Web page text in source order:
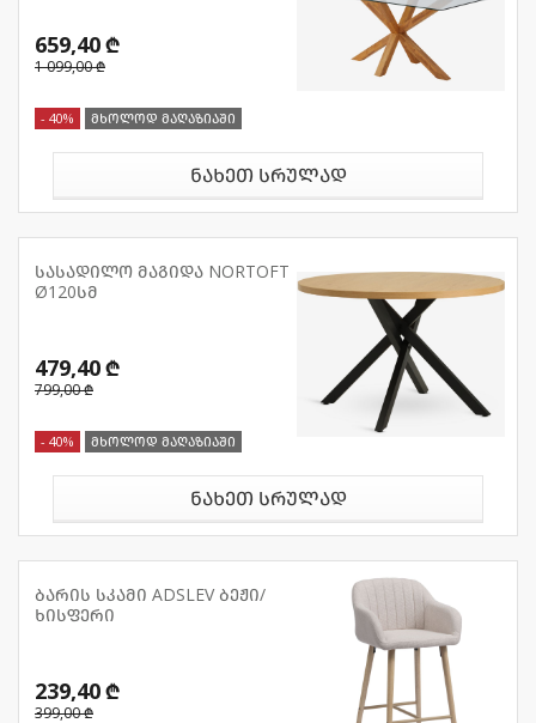
659,40 ₾
1 099,00 ₾
- 40% მხოლოდ მაღაზიაში
ნახეთ სრულად
სასადილო მაგიდა NORTOFT
Ø120სმ
479,40 ₾
799,00 ₾
- 40% მხოლოდ მაღაზიაში
ნახეთ სრულად
ბარის სკამი ADSLEV ბეჟი/
ხისფერი
239,40 ₾
399,00 ₾